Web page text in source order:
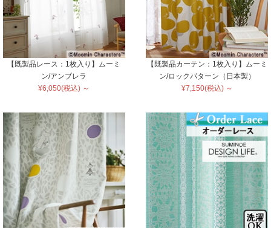
【既製品レース：1枚入り】ムーミ
ン/アンブレラ
¥6,050(税込) ～
【既製品カーテン：1枚入り】ムーミ
ン/ロックパターン（日本製）
¥7,150(税込) ～